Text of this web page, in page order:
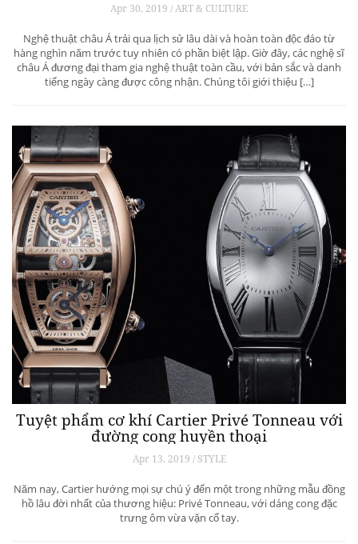
Apr 30, 2019 / ART & CULTURE
Nghệ thuật châu Á trải qua lịch sử lâu dài và hoàn toàn độc đáo từ
hàng nghìn năm trước tuy nhiên có phần biệt lập. Giờ đây, các nghệ sĩ
châu Á đương đại tham gia nghệ thuật toàn cầu, với bản sắc và danh
tiếng ngày càng được công nhận. Chúng tôi giới thiệu […]
Tuyệt phẩm cơ khí Cartier Privé Tonneau với
đường cong huyền thoại
Apr 13, 2019 / STYLE
Năm nay, Cartier hướng mọi sự chú ý đến một trong những mẫu đồng
hồ lâu đời nhất của thương hiệu: Privé Tonneau, với dáng cong đặc
trưng ôm vừa vặn cổ tay.